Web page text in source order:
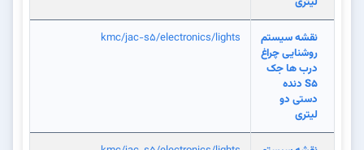
نقشه سیستم
روشنایی چراغ
درب ها جک
S5 دنده
دستی دو
لیتری
kmc/jac-s5/electronics/lights